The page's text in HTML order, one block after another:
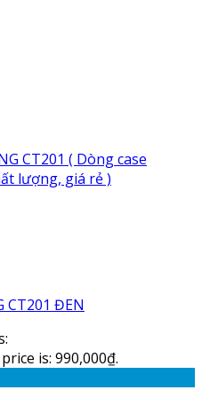
CT201 ĐEN
is: 990,000₫.